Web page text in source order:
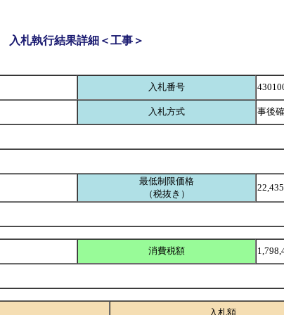
入札執行結果詳細＜工事＞
入札番号
入札方式 事後
最低制限価格
（税抜き）
消費税額
入札額